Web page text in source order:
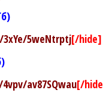
5weNtrptj[/hide]
av87SQwau[/hide